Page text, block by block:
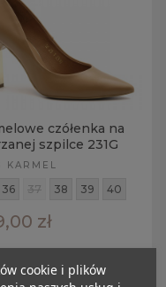
czółenka na
szpilce 231G
KARMEL
36 37 38 39 40
zł
cookie i plików